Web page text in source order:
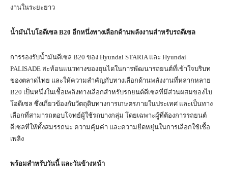
งานในระยะยาว
น้ำมันไบโอดีเซล B20 อีกหนึ่งทางเลือกด้านพลังงานสำหรับรถดีเซล
การรองรับน้ำมันดีเซล B20 ของ Hyundai STARIA และ Hyundai
PALISADE สะท้อนแนวทางของฮุนไดในการพัฒนารถยนต์ที่เข้าใจบริบท
ของตลาดไทย และให้ความสำคัญกับทางเลือกด้านพลังงานที่หลากหลาย
B20 เป็นหนึ่งในเชื้อเพลิงทางเลือกสำหรับรถยนต์ดีเซลที่มีส่วนผสมของไบ
โอดีเซล ซึ่งเกี่ยวข้องกับวัตถุดิบทางการเกษตรภายในประเทศ และเป็นทาง
เลือกที่สามารถตอบโจทย์ผู้ใช้รถบางกลุ่ม โดยเฉพาะผู้ที่ต้องการรถยนต์
ดีเซลที่ให้ทั้งสมรรถนะ ความคุ้มค่า และความยืดหยุ่นในการเลือกใช้เชื้อ
เพลิง
พร้อมสำหรับวันนี้ และวันข้างหน้า